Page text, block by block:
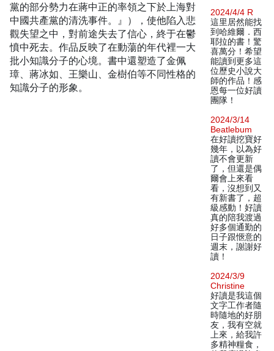
黨的部分勢力在蔣中正的率領之下於上海對
中國共產黨的清洗事件。』），使他陷入悲
觀失望之中，對前途失去了信心，終于在鬱
憤中死去。作品反映了在動蕩的年代裡一大
批小知識分子的心境。書中還塑造了金佩
璋、蔣冰如、王樂山、金樹伯等不同性格的
知識分子的形象。
2024/4/4 R
這里居然能找
到哈維爾．西
耶拉的書！驚
喜萬分！希望
能讀到更多這
位歷史小說大
師的作品！感
恩每一位好讀
團隊！
2024/3/14
Beatlebum
在好讀挖寶好
幾年，以為好
讀不會更新
了，但還是偶
爾會上來看
看，沒想到又
有新書了，超
級感動！好讀
真的陪我渡過
好多個通勤的
日子跟愜意的
週末，謝謝好
讀！
2024/3/9
Christine
好讀是我這個
文字工作者隨
時隨地的好朋
友，我有空就
上來，給我許
多精神糧食，